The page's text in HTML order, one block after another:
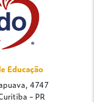
Educação
4747
- PR